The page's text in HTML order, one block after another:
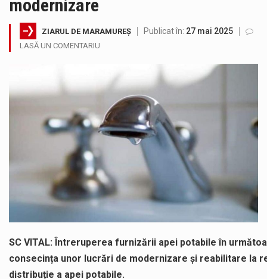
modernizare
ZIARUL DE MARAMUREȘ Publicat în: 27 mai 2025
LASĂ UN COMENTARIU
SC VITAL: Întreruperea furnizării apei potabile în
consecința unor lucrări de modernizare și reabilitare la
distribuție a apei potabile.